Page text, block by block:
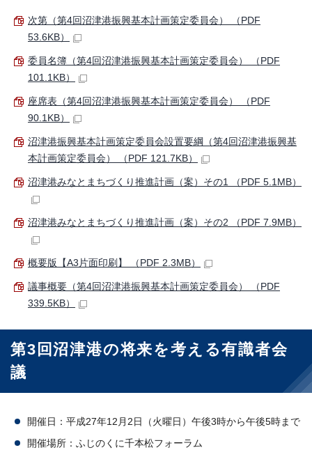
次第（第4回沼津港振興基本計画策定委員会） （PDF
53.6KB）
委員名簿（第4回沼津港振興基本計画策定委員会） （PDF
101.1KB）
座席表（第4回沼津港振興基本計画策定委員会） （PDF
90.1KB）
沼津港振興基本計画策定委員会設置要綱（第4回沼津港振興基
本計画策定委員会） （PDF 121.7KB）
沼津港みなとまちづくり推進計画（案）その1 （PDF 5.1MB）
沼津港みなとまちづくり推進計画（案）その2 （PDF 7.9MB）
概要版【A3片面印刷】 （PDF 2.3MB）
議事概要（第4回沼津港振興基本計画策定委員会） （PDF
339.5KB）
第3回沼津港の将来を考える有識者会
議
開催日：平成27年12月2日（火曜日）午後3時から午後5時まで
開催場所：ふじのくに千本松フォーラム